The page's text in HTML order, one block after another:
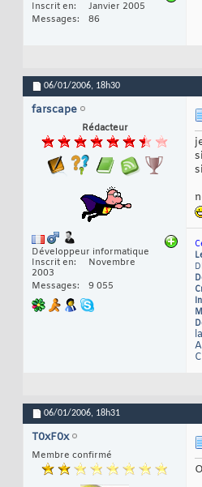
Inscrit en
Janvier 2005
Messages
86
06/01/2006, 18h30
farscape
Rédacteur
Développeur informatique
Inscrit en
Novembre
2003
Messages
9 055
06/01/2006, 18h31
T0xF0x
Membre confirmé